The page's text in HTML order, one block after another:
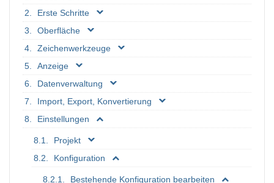
Erste Schritte
Oberfläche
Zeichenwerkzeuge
Anzeige
Datenverwaltung
Import, Export, Konvertierung
Einstellungen
Projekt
Konfiguration
Bestehende Konfiguration bearbeiten